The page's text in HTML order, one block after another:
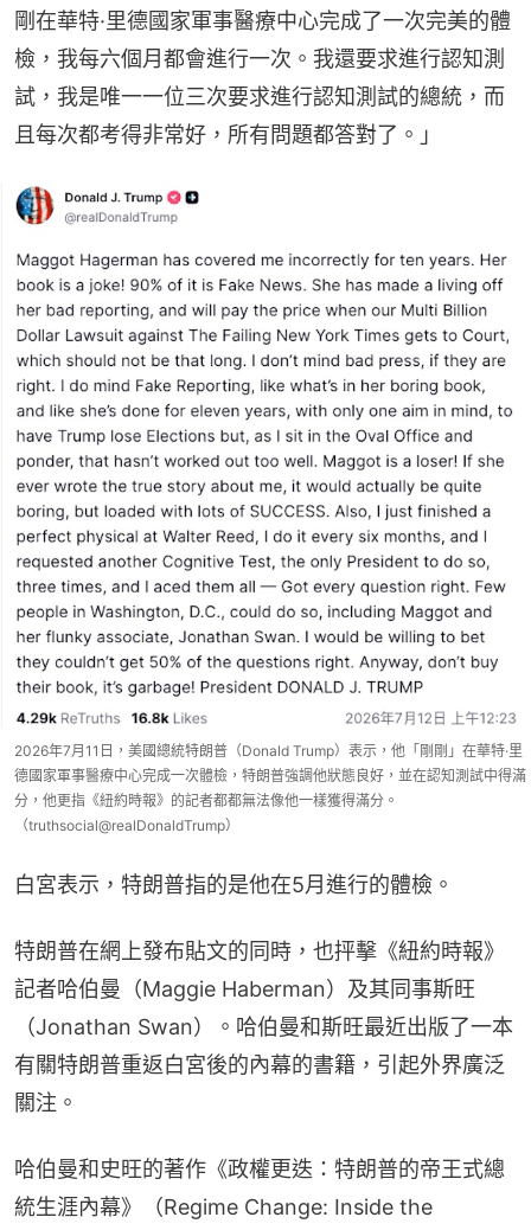
剛在華特·里德國家軍事醫療中心完成了一次完美的體
檢，我每六個月都會進行一次。我還要求進行認知測
試，我是唯一一位三次要求進行認知測試的總統，而
且每次都考得非常好，所有問題都答對了。」
2026年7月11日，美國總統特朗普（Donald Trump）表示，他「剛剛」在華特·里
德國家軍事醫療中心完成一次體檢，特朗普強調他狀態良好，並在認知測試中得滿
分，他更指《紐約時報》的記者都都無法像他一樣獲得滿分。
（truthsocial@realDonaldTrump）
白宮表示，特朗普指的是他在5月進行的體檢。
特朗普在網上發布貼文的同時，也抨擊《紐約時報》
記者哈伯曼（Maggie Haberman）及其同事斯旺
（Jonathan Swan）。哈伯曼和斯旺最近出版了一本
有關特朗普重返白宮後的內幕的書籍，引起外界廣泛
關注。
哈伯曼和史旺的著作《政權更迭：特朗普的帝王式總
統生涯內幕》（Regime Change: Inside the